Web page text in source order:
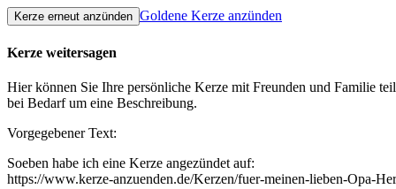
Goldene Kerze anzünden
Kerze weitersagen
Hier können Sie Ihre persönliche Kerze mit Freunden und Familie
bei Bedarf um eine Beschreibung.
Vorgegebener Text:
Soeben habe ich eine Kerze angezündet auf:
https://www.kerze-anzuenden.de/Kerzen/fuer-meinen-lieben-Opa-